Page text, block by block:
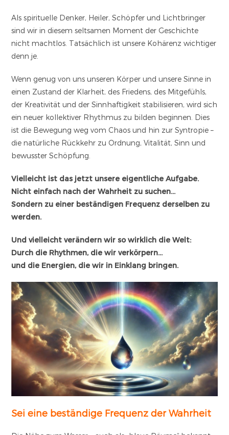
Als spirituelle Denker, Heiler, Schöpfer und Lichtbringer
sind wir in diesem seltsamen Moment der Geschichte
nicht machtlos. Tatsächlich ist unsere Kohärenz wichtiger
denn je.
Wenn genug von uns unseren Körper und unsere Sinne in
einen Zustand der Klarheit, des Friedens, des Mitgefühls,
der Kreativität und der Sinnhaftigkeit stabilisieren, wird sich
ein neuer kollektiver Rhythmus zu bilden beginnen. Dies
ist die Bewegung weg vom Chaos und hin zur Syntropie –
die natürliche Rückkehr zu Ordnung, Vitalität, Sinn und
bewusster Schöpfung.
Vielleicht ist das jetzt unsere eigentliche Aufgabe.
Nicht einfach nach der Wahrheit zu suchen…
Sondern zu einer beständigen Frequenz derselben zu
werden.
Und vielleicht verändern wir so wirklich die Welt:
Durch die Rhythmen, die wir verkörpern…
und die Energien, die wir in Einklang bringen.
Sei eine beständige Frequenz der Wahrheit